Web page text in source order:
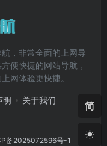
，非常全面的上网导
便快捷的网站导航，
网体验更快捷。
明 关于我们
备2025072596号-1
简